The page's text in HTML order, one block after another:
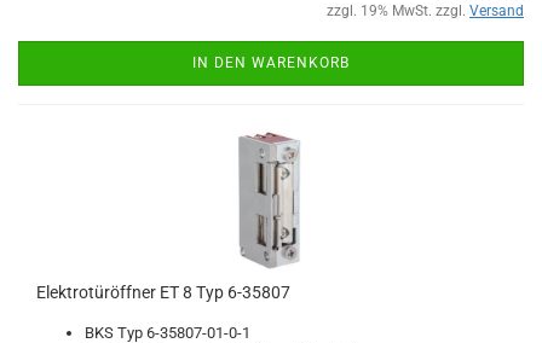
zzgl. 19% MwSt. zzgl. Versand
IN DEN WARENKORB
Elek­tro­tür­öff­ner ET 8 Typ 6-​35807
BKS Typ 6-​35807-01-0-1